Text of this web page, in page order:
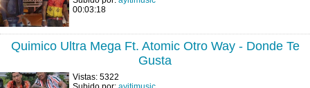
00:03:18
Quimico Ultra Mega Ft. Atomic Otro Way - Donde Te
Gusta
Vistas: 5322